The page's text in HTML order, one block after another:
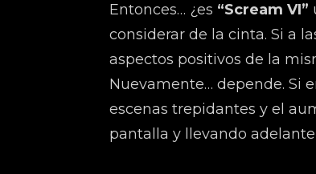
Entonces… ¿es “Scream VI”
considerar de la cinta. Si a
aspectos positivos de la
Nuevamente… depende. Si
escenas trepidantes y el
pantalla y llevando